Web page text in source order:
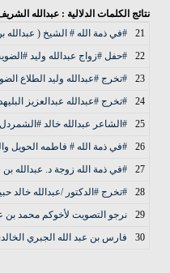
نتائج الكلمات الدلالية : عبدالله
21
#في ذمة الله # الشيخ ( عبدالله
22
#حفل #زواج عبدالله وليد
23
#تخرج #عبدالله وليد الطلاع
24
#تخرج #عبدالله عبدالعزيز
25
#الشاعر عبدالله خالد
26
#في ذمة الله # فاطمه الحويل
27
#في ذمة الله زوجة د. عبدالله
28
#تخرج #الدكتور /عبدالله
29
نرجو التصويت لأخوكم محمد بن عبدالله الشاهين رقم المرشح 10 سيتم اغلاق التصويت
30
فارس بن عبد الله الجبري